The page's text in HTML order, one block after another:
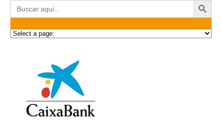
Buscar: